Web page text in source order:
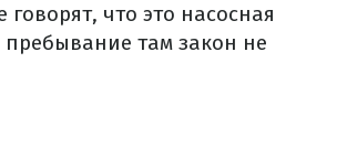
что это насосная
пребывание там закон не